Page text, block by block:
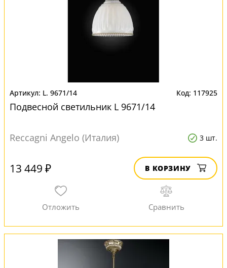
L. 9671/14 117925
Подвесной светильник L 9671/14
Reccagni Angelo (Италия) 3 шт.
13 449 ₽ В КОРЗИНУ